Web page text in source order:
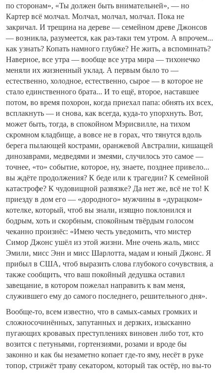
по сторонам», «Ты должен быть внимательней», — но
Картер всё молчал. Молчал, молчал, молчал. Пока не
закричал. И трещина на дереве — семейном древе Джонсов
— возникла, разумеется, как раз-таки тем утром. А впрочем...
как узнать? Копать намного глубже? Не жить, а вспоминать?
Наверное, все утра — вообще все утра мира — тихонечко
меняли их жизненный уклад. А первым было то —
естественно, холодное, естественно, сырое — в которое не
стало единственного брата... И то ещё, второе, наставшее
потом, во время похорон, когда приехал папа: обнять их всех,
всплакнуть — и снова, как всегда, куда-то упорхнуть. Вот,
может быть, тогда, в спокойном Мэрисвилле, на тихом
скромном кладбище, а вовсе не в горах, что тянутся вдоль
берега пылающей кострами, оранжевой Австралии, кишащей
динозаврами, медведями и змеями, случилось это самое —
точнее, «то» событие, которое, ну, знаете, позднее привело...
вы ждёте продолжения? К беде или к трагедии? К семейной
катастрофе? К чудовищной развязке? Да нет же, всё не то! К
приезду в дом его — «дородного» мужчины в «дурацком»
котелке, который, чтоб вы знали, изящно поклонился и
бодрым, хоть и скорбным, спокойным твёрдым голосом
чеканно произнёс: «Имею честь уведомить, что мистер
Симор Джонс ушёл из этой жизни. Мне очень жаль, мисс
Эмили, мисс Энн и мисс Шарлотта, мадам и юный Джонс. Я
прибыл в США, чтоб выразить слова глубокого сочувствия, а
также сообщить, что ваш покойный дедушка оставил
завещание, в котором пожелал направить к вам меня,
служившего ему до самого последнего, решительного дня».
Вообще-то, всем известно, что в самых-самых громких и
сложносочинённых, запутанных и дерзких, изысканно
пугающих кровавых преступлениях виновен либо тот, кто
возится с петуньями, гортензиями, розами и вроде бы
законно и как бы незаметно копает где-то яму, несёт в руке
топор, стрижёт траву секатором, который так остёр, но вы-то